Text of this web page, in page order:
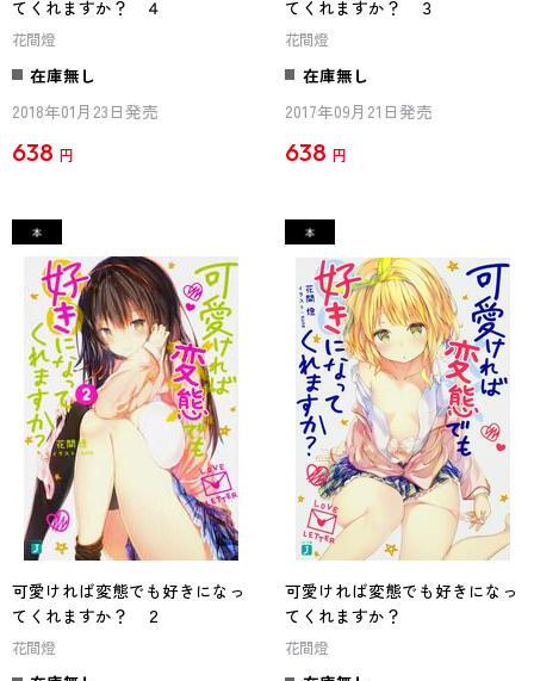
てくれますか？ ４
花間燈
在庫無し
2018年01月23日発売
638 円
てくれますか？ ３
花間燈
在庫無し
2017年09月21日発売
638 円
可愛ければ変態でも好きになっ
てくれますか？ ２
花間燈
可愛ければ変態でも好きになっ
てくれますか？
花間燈